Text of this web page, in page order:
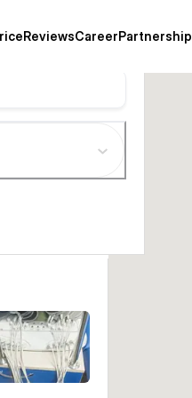
ReviewsCareerPartnership